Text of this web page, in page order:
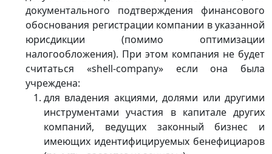
документального подтверждения финансового
обоснования регистрации компании в указанной
юрисдикции (помимо оптимизации
налогообложения). При этом компания не будет
считаться «shell-company» если она была
учреждена:
для владения акциями, долями или другими
инструментами участия в капитале других
компаний, ведущих законный бизнес и
имеющих идентифицируемых бенефициаров